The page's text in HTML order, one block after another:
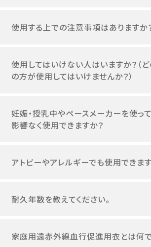
使用する上での注意事項はありますか
使用してはいけない人はいますか？（
の方が使用してはいけませんか？）
妊娠・授乳中やペースメーカーを使っ
影響なく使用できますか？
アトピーやアレルギーでも使用できま
耐久年数を教えてください。
家庭用遠赤外線血行促進用衣とは何